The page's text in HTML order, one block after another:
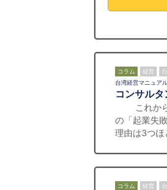
コラム 経営
台湾経営マニュア
コンサルタ
これから
の「起業失
理由は3つ
コラム 経営